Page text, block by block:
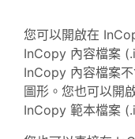
您可以開啟在
InCopy 內容檔案
InCopy 內容檔案
圖形。您也可以開
InCopy 範本檔案